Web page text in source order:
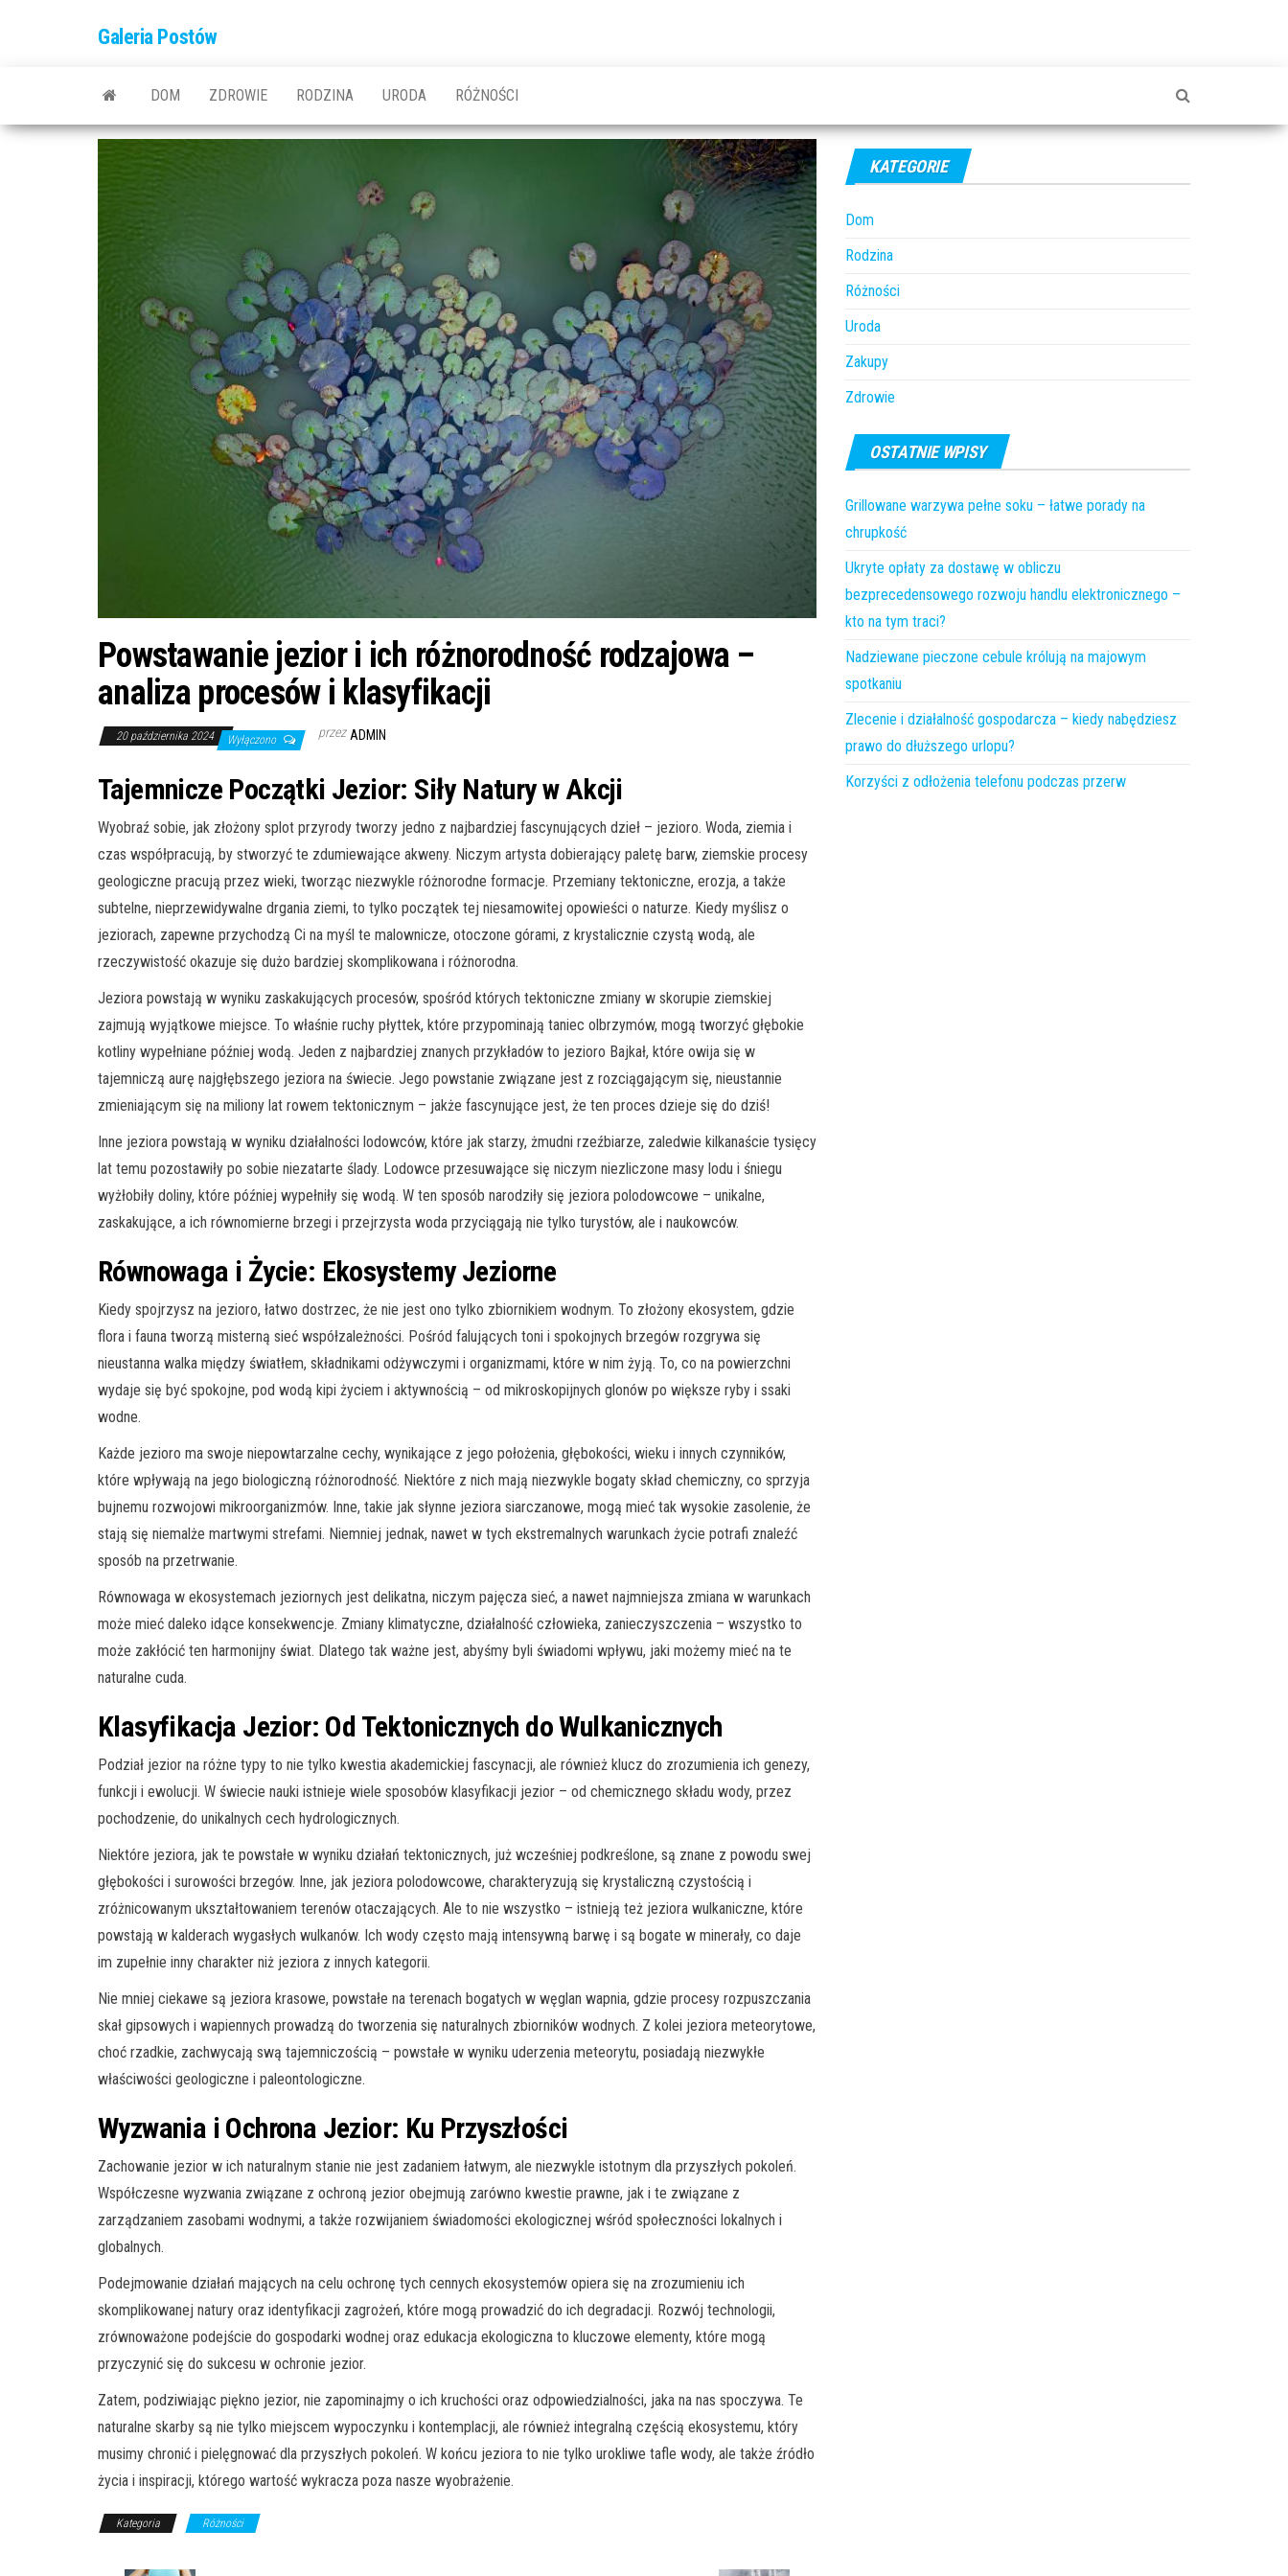
Galeria Postów
DOM ZDROWIE RODZINA URODA RÓŻNOŚCI
Powstawanie jezior i ich różnorodność rodzajowa –
analiza procesów i klasyfikacji
20 października 2024 Wyłączono przez ADMIN
Tajemnicze Początki Jezior: Siły Natury w Akcji
Wyobraź sobie, jak złożony splot przyrody tworzy jedno z najbardziej fascynujących dzieł – jezioro. Woda, ziemia i
czas współpracują, by stworzyć te zdumiewające akweny. Niczym artysta dobierający paletę barw, ziemskie procesy
geologiczne pracują przez wieki, tworząc niezwykle różnorodne formacje. Przemiany tektoniczne, erozja, a także
subtelne, nieprzewidywalne drgania ziemi, to tylko początek tej niesamowitej opowieści o naturze. Kiedy myślisz o
jeziorach, zapewne przychodzą Ci na myśl te malownicze, otoczone górami, z krystalicznie czystą wodą, ale
rzeczywistość okazuje się dużo bardziej skomplikowana i różnorodna.
Jeziora powstają w wyniku zaskakujących procesów, spośród których tektoniczne zmiany w skorupie ziemskiej
zajmują wyjątkowe miejsce. To właśnie ruchy płyttek, które przypominają taniec olbrzymów, mogą tworzyć głębokie
kotliny wypełniane później wodą. Jeden z najbardziej znanych przykładów to jezioro Bajkał, które owija się w
tajemniczą aurę najgłębszego jeziora na świecie. Jego powstanie związane jest z rozciągającym się, nieustannie
zmieniającym się na miliony lat rowem tektonicznym – jakże fascynujące jest, że ten proces dzieje się do dziś!
Inne jeziora powstają w wyniku działalności lodowców, które jak starzy, żmudni rzeźbiarze, zaledwie kilkanaście tysięcy
lat temu pozostawiły po sobie niezatarte ślady. Lodowce przesuwające się niczym niezliczone masy lodu i śniegu
wyżłobiły doliny, które później wypełniły się wodą. W ten sposób narodziły się jeziora polodowcowe – unikalne,
zaskakujące, a ich równomierne brzegi i przejrzysta woda przyciągają nie tylko turystów, ale i naukowców.
Równowaga i Życie: Ekosystemy Jeziorne
Kiedy spojrzysz na jezioro, łatwo dostrzec, że nie jest ono tylko zbiornikiem wodnym. To złożony ekosystem, gdzie
flora i fauna tworzą misterną sieć współzależności. Pośród falujących toni i spokojnych brzegów rozgrywa się
nieustanna walka między światłem, składnikami odżywczymi i organizmami, które w nim żyją. To, co na powierzchni
wydaje się być spokojne, pod wodą kipi życiem i aktywnością – od mikroskopijnych glonów po większe ryby i ssaki
wodne.
Każde jezioro ma swoje niepowtarzalne cechy, wynikające z jego położenia, głębokości, wieku i innych czynników,
które wpływają na jego biologiczną różnorodność. Niektóre z nich mają niezwykle bogaty skład chemiczny, co sprzyja
bujnemu rozwojowi mikroorganizmów. Inne, takie jak słynne jeziora siarczanowe, mogą mieć tak wysokie zasolenie, że
stają się niemalże martwymi strefami. Niemniej jednak, nawet w tych ekstremalnych warunkach życie potrafi znaleźć
sposób na przetrwanie.
Równowaga w ekosystemach jeziornych jest delikatna, niczym pajęcza sieć, a nawet najmniejsza zmiana w warunkach
może mieć daleko idące konsekwencje. Zmiany klimatyczne, działalność człowieka, zanieczyszczenia – wszystko to
może zakłócić ten harmonijny świat. Dlatego tak ważne jest, abyśmy byli świadomi wpływu, jaki możemy mieć na te
naturalne cuda.
Klasyfikacja Jezior: Od Tektonicznych do Wulkanicznych
Podział jezior na różne typy to nie tylko kwestia akademickiej fascynacji, ale również klucz do zrozumienia ich genezy,
funkcji i ewolucji. W świecie nauki istnieje wiele sposobów klasyfikacji jezior – od chemicznego składu wody, przez
pochodzenie, do unikalnych cech hydrologicznych.
Niektóre jeziora, jak te powstałe w wyniku działań tektonicznych, już wcześniej podkreślone, są znane z powodu swej
głębokości i surowości brzegów. Inne, jak jeziora polodowcowe, charakteryzują się krystaliczną czystością i
zróżnicowanym ukształtowaniem terenów otaczających. Ale to nie wszystko – istnieją też jeziora wulkaniczne, które
powstają w kalderach wygasłych wulkanów. Ich wody często mają intensywną barwę i są bogate w minerały, co daje
im zupełnie inny charakter niż jeziora z innych kategorii.
Nie mniej ciekawe są jeziora krasowe, powstałe na terenach bogatych w węglan wapnia, gdzie procesy rozpuszczania
skał gipsowych i wapiennych prowadzą do tworzenia się naturalnych zbiorników wodnych. Z kolei jeziora meteorytowe,
choć rzadkie, zachwycają swą tajemniczością – powstałe w wyniku uderzenia meteorytu, posiadają niezwykłe
właściwości geologiczne i paleontologiczne.
Wyzwania i Ochrona Jezior: Ku Przyszłości
Zachowanie jezior w ich naturalnym stanie nie jest zadaniem łatwym, ale niezwykle istotnym dla przyszłych pokoleń.
Współczesne wyzwania związane z ochroną jezior obejmują zarówno kwestie prawne, jak i te związane z
zarządzaniem zasobami wodnymi, a także rozwijaniem świadomości ekologicznej wśród społeczności lokalnych i
globalnych.
Podejmowanie działań mających na celu ochronę tych cennych ekosystemów opiera się na zrozumieniu ich
skomplikowanej natury oraz identyfikacji zagrożeń, które mogą prowadzić do ich degradacji. Rozwój technologii,
zrównoważone podejście do gospodarki wodnej oraz edukacja ekologiczna to kluczowe elementy, które mogą
przyczynić się do sukcesu w ochronie jezior.
Zatem, podziwiając piękno jezior, nie zapominajmy o ich kruchości oraz odpowiedzialności, jaka na nas spoczywa. Te
naturalne skarby są nie tylko miejscem wypoczynku i kontemplacji, ale również integralną częścią ekosystemu, który
musimy chronić i pielęgnować dla przyszłych pokoleń. W końcu jeziora to nie tylko urokliwe tafle wody, ale także źródło
życia i inspiracji, którego wartość wykracza poza nasze wyobrażenie.
Kategoria Różności
KATEGORIE
Dom
Rodzina
Różności
Uroda
Zakupy
Zdrowie
OSTATNIE WPISY
Grillowane warzywa pełne soku – łatwe porady na
chrupkość
Ukryte opłaty za dostawę w obliczu
bezprecedensowego rozwoju handlu elektronicznego –
kto na tym traci?
Nadziewane pieczone cebule królują na majowym
spotkaniu
Zlecenie i działalność gospodarcza – kiedy nabędziesz
prawo do dłuższego urlopu?
Korzyści z odłożenia telefonu podczas przerw